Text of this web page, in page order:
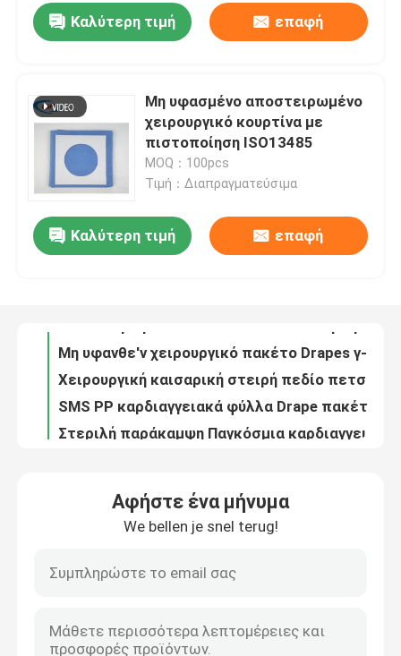
Σπίτι
Προϊόντα
Βίντεο
Σχετικά με εμάς
Επισκεψή εργοστασίου
Επικοινωνήστε μαζί μας
Υποθέσεις
Καλύτερη τιμή επαφή
Μη υφασμένο αποστειρωμένο
χειρουργικό κουρτίνα με
πιστοποίηση ISO13485
MOQ：100pcs
Τιμή：Διαπραγματεύσιμα
Καλύτερη τιμή επαφή
Χαράξτε μεμονωμένη σακούλα πακέτων Cesarean την κολλώδη χειρουργική Drape για το νοσοκομείο
Μη υφασμένη χειρουργική καρδιαγγειακή συσκευασία με πιστοποίηση CE ISO13485
Αφήστε ένα μήνυμα
We bellen je snel terug!